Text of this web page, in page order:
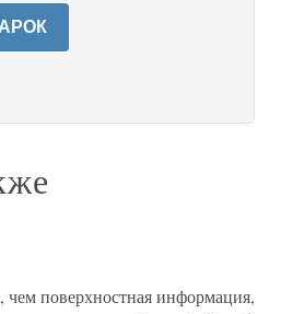
поверхностная информация,